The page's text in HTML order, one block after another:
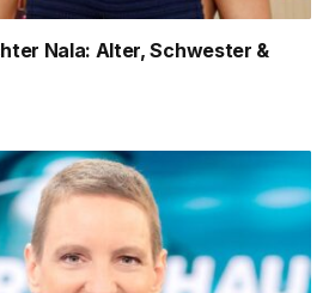
Nala: Alter, Schwester &